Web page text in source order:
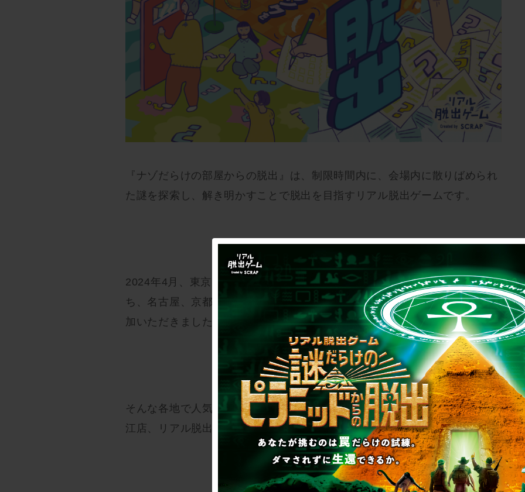
『ナゾだらけの部屋からの脱出』は、制限時間内に、会場内に散りばめられ
た謎を探索し、解き明かすことで脱出を目指すリアル脱出ゲームです。
2024年4月、東京ミステリーサーカスにて1ヶ月限定開催でスタートしたの
ち、名古屋、京都、福岡、仙台と複数都市で開催され、多くのお客様にご参
加いただきました。
そんな各地で人気のリアル脱出ゲームがこの度、リアル脱出ゲーム大阪南堀
江店、リアル脱出ゲーム札幌店で初開催となります！